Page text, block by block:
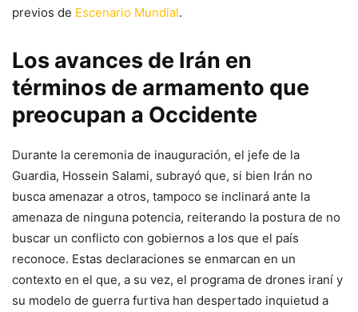
previos de Escenario Mundial.
Los avances de Irán en
términos de armamento que
preocupan a Occidente
Durante la ceremonia de inauguración, el jefe de la
Guardia, Hossein Salami, subrayó que, si bien Irán no
busca amenazar a otros, tampoco se inclinará ante la
amenaza de ninguna potencia, reiterando la postura de no
buscar un conflicto con gobiernos a los que el país
reconoce. Estas declaraciones se enmarcan en un
contexto en el que, a su vez, el programa de drones iraní y
su modelo de guerra furtiva han despertado inquietud a